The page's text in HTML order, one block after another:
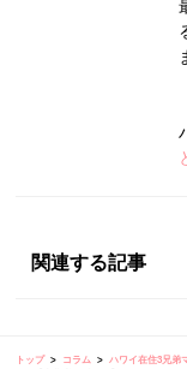
関連する記事
トップ コラム
ハワイ在住3兄弟